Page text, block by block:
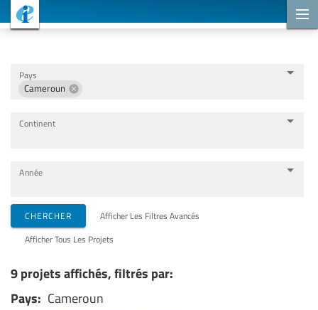
Pays
Cameroun
Continent
Année
Organisations de mise en œuvre
Thèmes
CHERCHER Afficher Les Filtres Avancés
Afficher Tous Les Projets
9 projets affichés, filtrés par:
Pays: Cameroun